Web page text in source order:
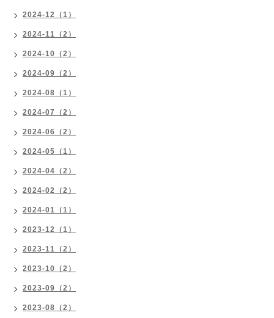
2024-12（1）
2024-11（2）
2024-10（2）
2024-09（2）
2024-08（1）
2024-07（2）
2024-06（2）
2024-05（1）
2024-04（2）
2024-02（2）
2024-01（1）
2023-12（1）
2023-11（2）
2023-10（2）
2023-09（2）
2023-08（2）